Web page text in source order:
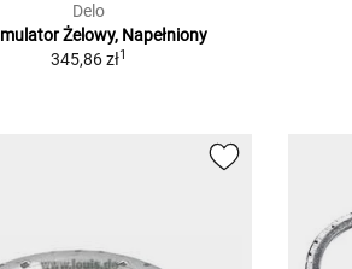
Delo
Żelowy, Napełniony
345,86 zł1